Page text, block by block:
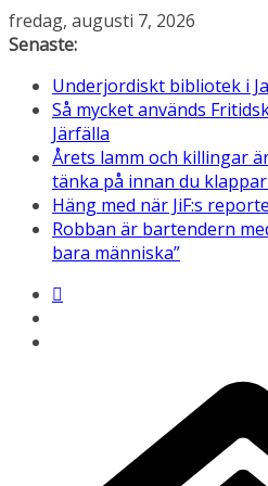
Hoppa
till
fredag, augusti 7, 2026
Senaste:
Underjordiskt bibliotek i
Så mycket används
Järfälla
Årets lamm och killingar
tänka på innan du
Häng med när JiF:s
Robban är bartendern
bara människa”